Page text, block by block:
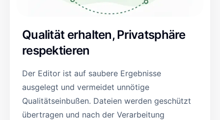
Qualität erhalten, Privatsphäre
respektieren
Der Editor ist auf saubere Ergebnisse
ausgelegt und vermeidet unnötige
Qualitätseinbußen. Dateien werden geschützt
übertragen und nach der Verarbeitung